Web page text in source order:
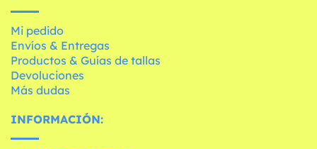
Mi pedido
Envíos & Entregas
Productos & Guías de tallas
Devoluciones
Más dudas
INFORMACIÓN: